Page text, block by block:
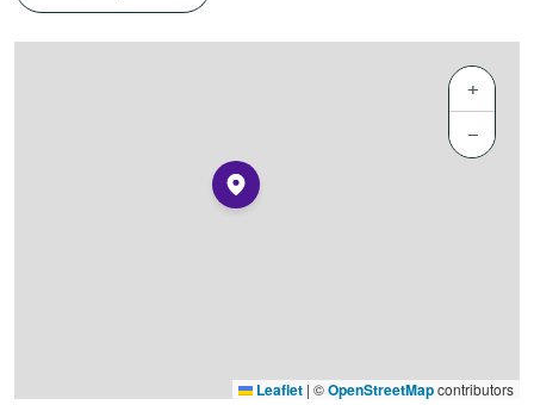
+
−
Leaflet | ©OpenStreetMapcontributors